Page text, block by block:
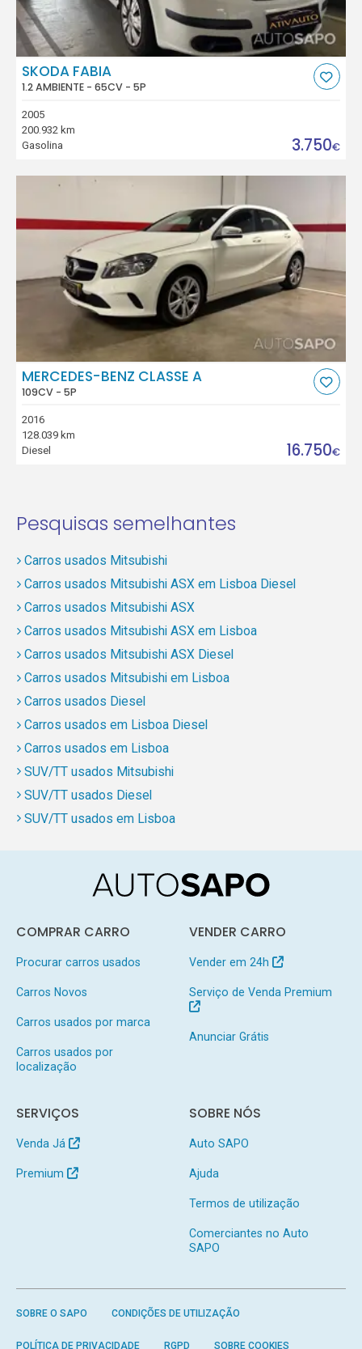
SKODA FABIA
1.2 AMBIENTE - 65CV - 5P
2005
200.932 km
Gasolina
3.750€
MERCEDES-BENZ CLASSE A
109CV - 5P
2016
128.039 km
Diesel
16.750€
Pesquisas semelhantes
Carros usados Mitsubishi
Carros usados Mitsubishi ASX em Lisboa Diesel
Carros usados Mitsubishi ASX
Carros usados Mitsubishi ASX em Lisboa
Carros usados Mitsubishi ASX Diesel
Carros usados Mitsubishi em Lisboa
Carros usados Diesel
Carros usados em Lisboa Diesel
Carros usados em Lisboa
SUV/TT usados Mitsubishi
SUV/TT usados Diesel
SUV/TT usados em Lisboa
COMPRAR CARRO
Procurar carros usados
Carros Novos
Carros usados por marca
Carros usados por
localização
VENDER CARRO
Vender em 24h
Serviço de Venda Premium
Anunciar Grátis
SERVIÇOS
Venda Já
Premium
SOBRE NÓS
Auto SAPO
Ajuda
Termos de utilização
Comerciantes no Auto
SAPO
SOBRE O SAPO CONDIÇÕES DE UTILIZAÇÃO
POLÍTICA DE PRIVACIDADE RGPD SOBRE COOKIES